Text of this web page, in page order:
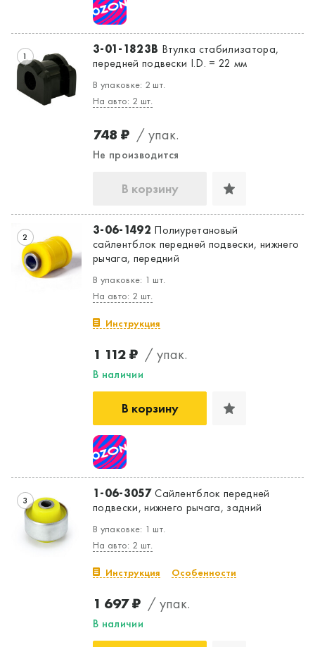
Да, верно
1 3-01-1823B Втулка стабилизатора,
передней подвески I.D. = 22 мм
В упаковке: 2 шт.
На авто: 2 шт.
748 ₽ / упак.
Не производится
В корзину
2 3-06-1492 Полиуретановый
сайлентблок передней подвески, нижнего
рычага, передний
В упаковке: 1 шт.
На авто: 2 шт.
Инструкция
1 112 ₽ / упак.
В наличии
В корзину
3 1-06-3057Сайлентблок передней
подвески, нижнего рычага, задний
В упаковке: 1 шт.
На авто: 2 шт.
Инструкция Особенности
1 697 ₽ / упак.
В наличии